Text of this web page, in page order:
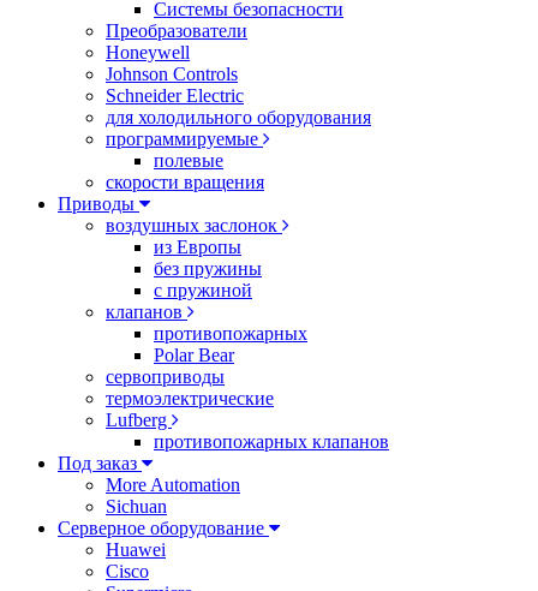
Системы безопасности
Преобразователи
Honeywell
Johnson Controls
Schneider Electric
для холодильного оборудования
программируемые
полевые
скорости вращения
Приводы
воздушных заслонок
из Европы
без пружины
с пружиной
клапанов
противопожарных
Polar Bear
сервоприводы
термоэлектрические
Lufberg
противопожарных клапанов
Под заказ
More Automation
Sichuan
Серверное оборудование
Huawei
Cisco